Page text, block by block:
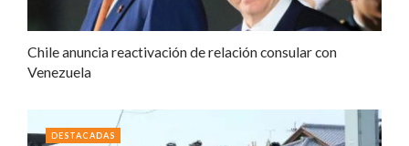
Chile anuncia reactivación de relación consular con
Venezuela
DESTACADAS